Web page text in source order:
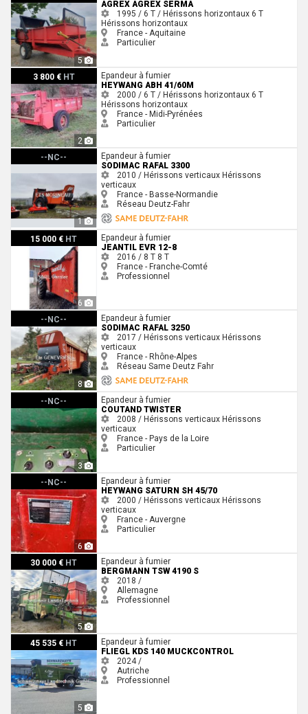
5
AGREX AGREX SERMA
1995 / 6 T / Hérissons horizontaux 6 T
Hérissons horizontaux
France - Aquitaine
Particulier
3 800 € HT
2
Heywang ABH 41/60M
Epandeur à fumier
HEYWANG ABH 41/60M
2000 / 6 T / Hérissons horizontaux 6 T
Hérissons horizontaux
France - Midi-Pyrénées
Particulier
--NC--
1
Sodimac Rafal 3300
Epandeur à fumier
SODIMAC RAFAL 3300
2010 / Hérissons verticaux Hérissons
verticaux
France - Basse-Normandie
Réseau Deutz-Fahr
15 000 € HT
6
Jeantil EVR 12-8
Epandeur à fumier
JEANTIL EVR 12-8
2016 / 8 T 8 T
France - Franche-Comté
Professionnel
--NC--
8
Sodimac RAFAL 3250
Epandeur à fumier
SODIMAC RAFAL 3250
2017 / Hérissons verticaux Hérissons
verticaux
France - Rhône-Alpes
Réseau Same Deutz Fahr
--NC--
3
Coutand Twister
Epandeur à fumier
COUTAND TWISTER
2008 / Hérissons verticaux Hérissons
verticaux
France - Pays de la Loire
Particulier
--NC--
6
Heywang Saturn SH 45/70Epandeur à fumier
HEYWANG SATURN SH 45/70
2000 / Hérissons verticaux Hérissons
verticaux
France - Auvergne
Particulier
30 000 € HT
5
Bergmann TSW 4190 S
Epandeur à fumier
BERGMANN TSW 4190 S
2018 /
Allemagne
Professionnel
45 535 € HT
5
Fliegl KDS 140 MuckControlEpandeur à fumier
FLIEGL KDS 140 MUCKCONTROL
2024 /
Autriche
Professionnel